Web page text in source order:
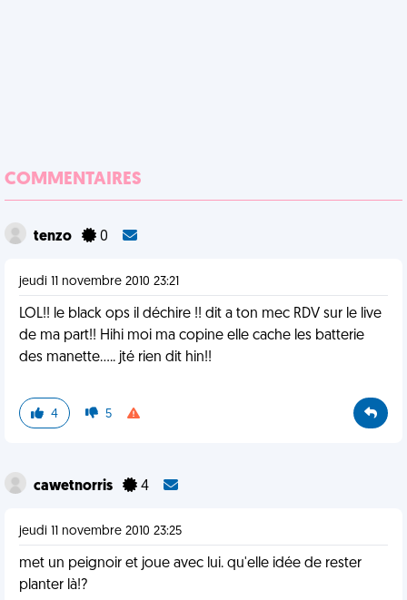
COMMENTAIRES
tenzo 0
jeudi 11 novembre 2010 23:21
LOL!! le black ops il déchire !! dit a ton mec RDV sur le live
de ma part!! Hihi moi ma copine elle cache les batterie
des manette..... jté rien dit hin!!
4 5
cawetnorris 4
jeudi 11 novembre 2010 23:25
met un peignoir et joue avec lui. qu'elle idée de rester
planter là!?